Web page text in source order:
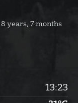
8 years, 7 months
13:23